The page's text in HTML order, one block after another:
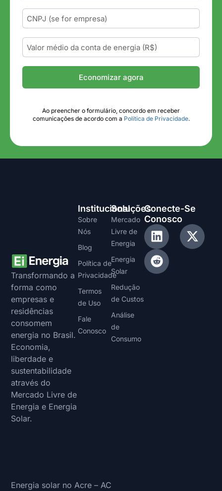
Economizar agora
Ao preencher o formulário, concordo em receber
comunicações de acordo com a Política de Privacidade.
Transformando a
forma como
empresas e
residências
consomem
energia no Brasil.
Economia,
liberdade e
sustentabilidade
através do
Mercado Livre de
Energia e Energia
Solar.
Soluções
Mercado
Livre de
Energia
Energia
Solar
Redução
de Custos
Análise
de
Consumo
Institucional
Sobre
Nós
Blog
Política de
Privacidade
Termos
de Uso
Fale
Conosco
Conecte-Se
Conosco
Energia solar no Acre – AC